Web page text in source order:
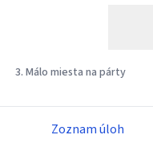
3. Málo miesta na párty
Zoznam úloh